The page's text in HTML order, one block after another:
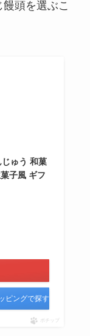
頭を選ぶこ
ゅう 和菓
子風 ギフ
ピングで探す
ポチップ